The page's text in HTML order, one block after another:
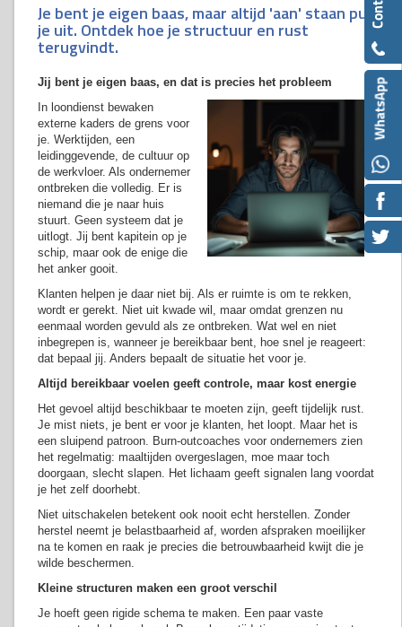
Je bent je eigen baas, maar altijd 'aan' staan put
je uit. Ontdek hoe je structuur en rust
terugvindt.
Jij bent je eigen baas, en dat is precies het probleem
In loondienst bewaken
externe kaders de grens voor
je. Werktijden, een
leidinggevende, de cultuur op
de werkvloer. Als ondernemer
ontbreken die volledig. Er is
niemand die je naar huis
stuurt. Geen systeem dat je
uitlogt. Jij bent kapitein op je
schip, maar ook de enige die
het anker gooit.
Klanten helpen je daar niet bij. Als er ruimte is om te rekken,
wordt er gerekt. Niet uit kwade wil, maar omdat grenzen nu
eenmaal worden gevuld als ze ontbreken. Wat wel en niet
inbegrepen is, wanneer je bereikbaar bent, hoe snel je reageert:
dat bepaal jij. Anders bepaalt de situatie het voor je.
Altijd bereikbaar voelen geeft controle, maar kost energie
Het gevoel altijd beschikbaar te moeten zijn, geeft tijdelijk rust.
Je mist niets, je bent er voor je klanten, het loopt. Maar het is
een sluipend patroon. Burn-outcoaches voor ondernemers zien
het regelmatig: maaltijden overgeslagen, moe maar toch
doorgaan, slecht slapen. Het lichaam geeft signalen lang voordat
je het zelf doorhebt.
Niet uitschakelen betekent ook nooit echt herstellen. Zonder
herstel neemt je belastbaarheid af, worden afspraken moeilijker
na te komen en raak je precies die betrouwbaarheid kwijt die je
wilde beschermen.
Kleine structuren maken een groot verschil
Je hoeft geen rigide schema te maken. Een paar vaste